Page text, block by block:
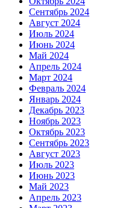
Сентябрь 2024
Август 2024
Июль 2024
Июнь 2024
Май 2024
Апрель 2024
Март 2024
Февраль 2024
Январь 2024
Декабрь 2023
Ноябрь 2023
Октябрь 2023
Сентябрь 2023
Август 2023
Июль 2023
Июнь 2023
Май 2023
Апрель 2023